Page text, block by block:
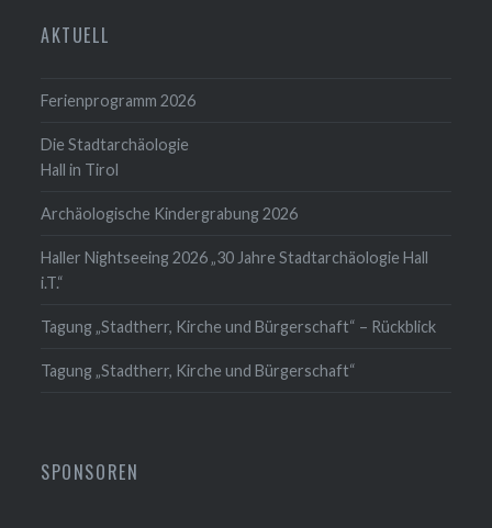
AKTUELL
Ferienprogramm 2026
Die Stadtarchäologie
Hall in Tirol
Archäologische Kindergrabung 2026
Haller Nightseeing 2026 „30 Jahre Stadtarchäologie Hall
i.T.“
Tagung „Stadtherr, Kirche und Bürgerschaft“ – Rückblick
Tagung „Stadtherr, Kirche und Bürgerschaft“
SPONSOREN